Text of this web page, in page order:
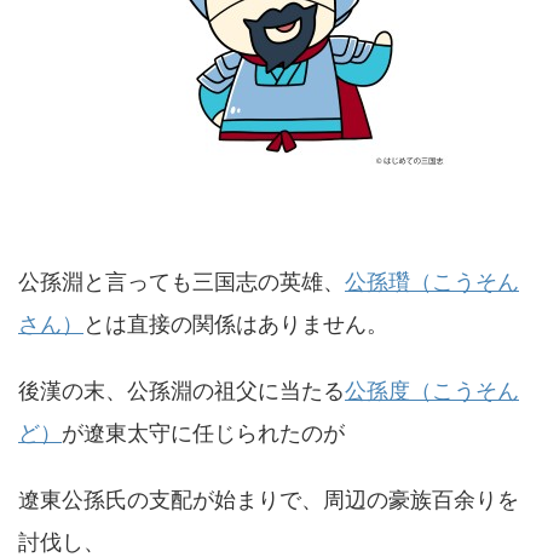
公孫淵と言っても三国志の英雄、 公孫瓚（こうそん
さん）
とは直接の関係はありません。
後漢の末、公孫淵の祖父に当たる公孫度（こうそん
ど） が遼東太守に任じられたのが
遼東公孫氏の支配が始まりで、周辺の豪族百余りを
討伐し、